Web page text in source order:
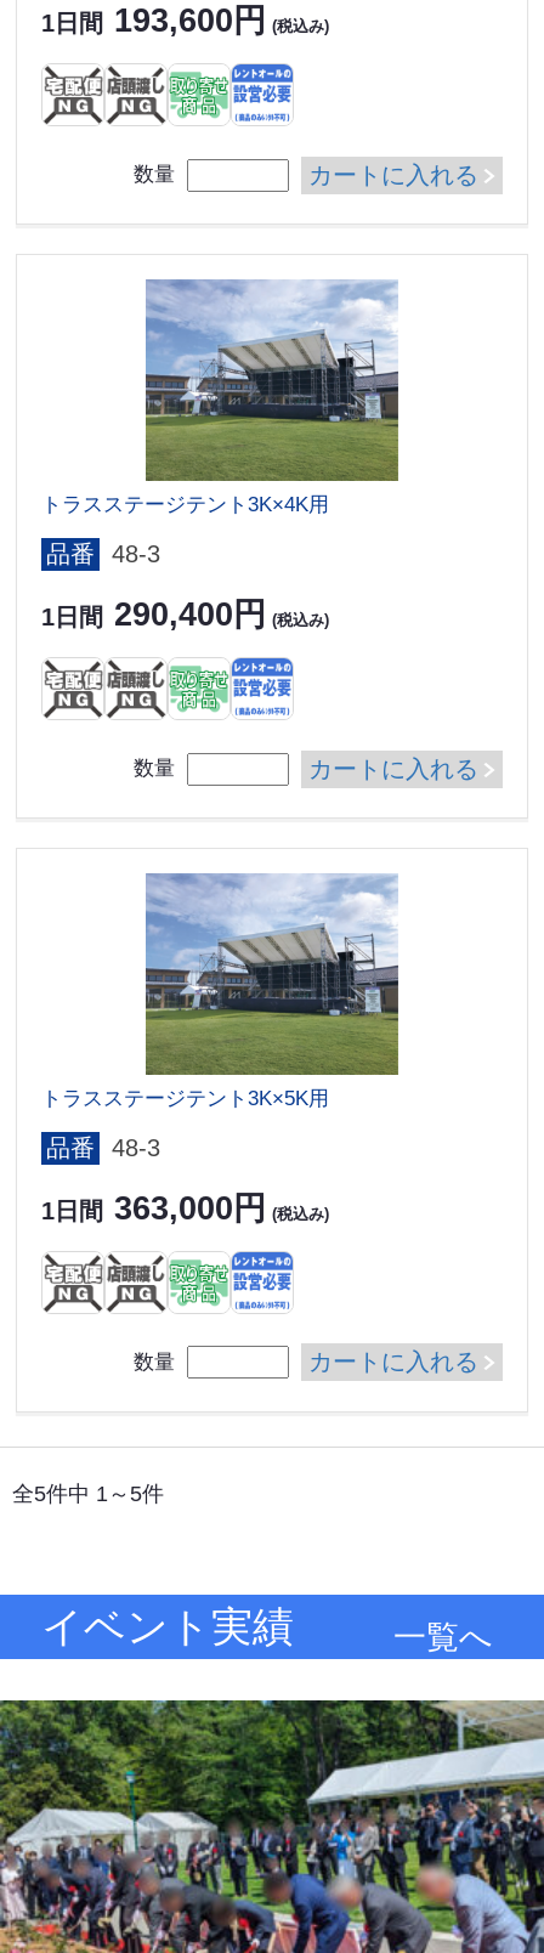
1日間 193,600円 (税込み)
数量 カートに入れる
トラスステージテント3K×4K用
品番 48-3
1日間 290,400円 (税込み)
数量 カートに入れる
トラスステージテント3K×5K用
品番 48-3
1日間 363,000円 (税込み)
数量 カートに入れる
全5件中 1～5件
イベント実績 一覧へ